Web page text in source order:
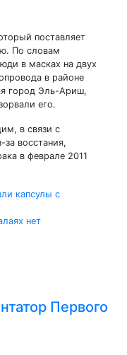
поставляет
По словам
в масках на двух
в районе
город Эль-Ариш,
его.
в связи с
восстания,
в феврале 2011
капсулы с
нет
Первого